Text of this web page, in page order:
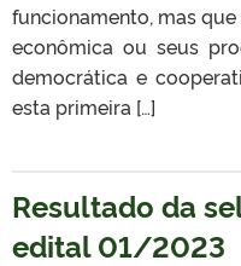
funcionamento, mas
econômica ou seus
democrática e
esta primeira […]
Resultado da
edital 01/2023